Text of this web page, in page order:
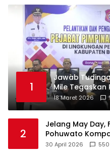
1
Jawab
Mile Tegaskan
Jabatan
18 Maret 2026
2
Jelang May Day,
Pohuwato
Ditunda
30 April 2026 550